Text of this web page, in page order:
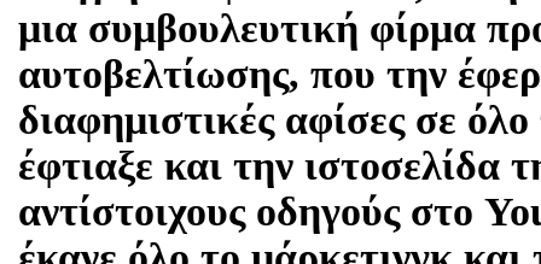
μια συμβουλευτική φίρμα
αυτοβελτίωσης, που την
διαφημιστικές αφίσες σε
έφτιαξε και την ιστοσελίδα
αντίστοιχους οδηγούς στο